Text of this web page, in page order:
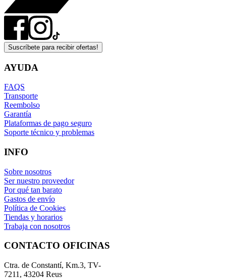
Suscríbete para recibir ofertas!
AYUDA
FAQS
Transporte
Reembolso
Garantía
Plataformas de pago seguro
Soporte técnico y problemas
INFO
Sobre nosotros
Ser nuestro proveedor
Por qué tan barato
Gastos de envío
Política de Cookies
Tiendas y horarios
Trabaja con nosotros
CONTACTO OFICINAS
Ctra. de Constantí, Km.3, TV-
7211, 43204 Reus